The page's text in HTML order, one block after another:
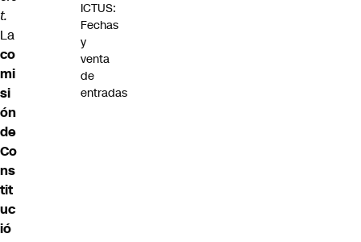
t.
La
co
mi
si
ón
de
Co
ns
tit
uc
ió
ICTUS:
Fechas
y
venta
de
entradas